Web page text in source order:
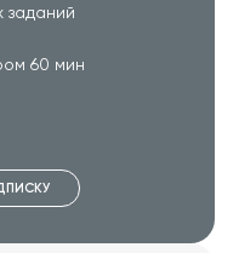
заданий
60 мин